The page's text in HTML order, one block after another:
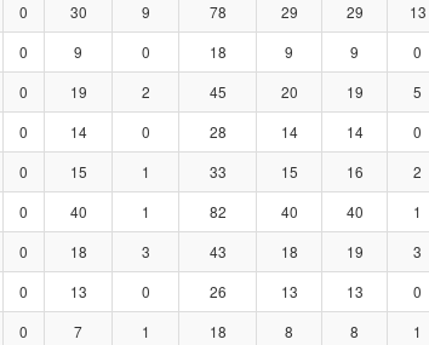
0 30 9 78 29 29 13
0 9 0 18 9 9 0
0 19 2 45 20 19 5
0 14 0 28 14 14 0
0 15 1 33 15 16 2
0 40 1 82 40 40 1
0 18 3 43 18 19 3
0 13 0 26 13 13 0
0 7 1 18 8 8 1